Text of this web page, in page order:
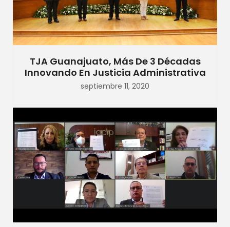
TJA Guanajuato, Más De 3 Décadas
Innovando En Justicia Administrativa
septiembre 11, 2020